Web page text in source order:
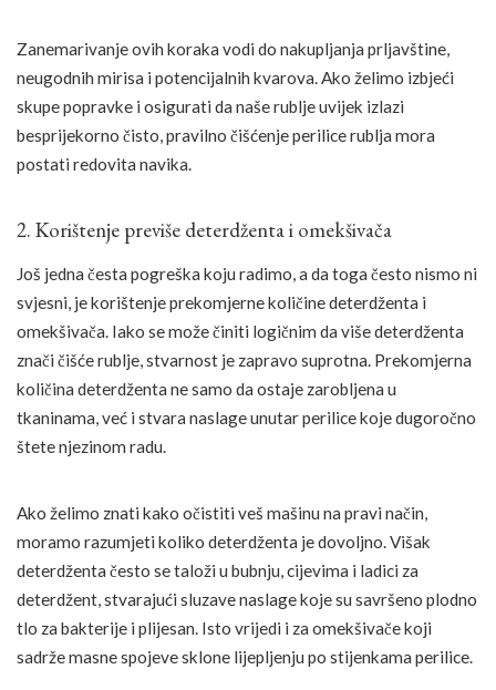
Zanemarivanje ovih koraka vodi do nakupljanja prljavštine,
neugodnih mirisa i potencijalnih kvarova. Ako želimo izbjeći
skupe popravke i osigurati da naše rublje uvijek izlazi
besprijekorno čisto, pravilno čišćenje perilice rublja mora
postati redovita navika.
2. Korištenje previše deterdženta i omekšivača
Još jedna česta pogreška koju radimo, a da toga često nismo ni
svjesni, je korištenje prekomjerne količine deterdženta i
omekšivača. Iako se može činiti logičnim da više deterdženta
znači čišće rublje, stvarnost je zapravo suprotna. Prekomjerna
količina deterdženta ne samo da ostaje zarobljena u
tkaninama, već i stvara naslage unutar perilice koje dugoročno
štete njezinom radu.
Ako želimo znati kako očistiti veš mašinu na pravi način,
moramo razumjeti koliko deterdženta je dovoljno. Višak
deterdženta često se taloži u bubnju, cijevima i ladici za
deterdžent, stvarajući sluzave naslage koje su savršeno plodno
tlo za bakterije i plijesan. Isto vrijedi i za omekšivače koji
sadrže masne spojeve sklone lijepljenju po stijenkama perilice.